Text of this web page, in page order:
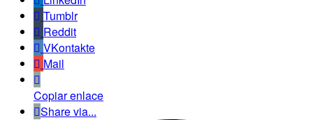
Tumblr
Reddit
VKontakte
Mail
Copiar enlace
Share via...